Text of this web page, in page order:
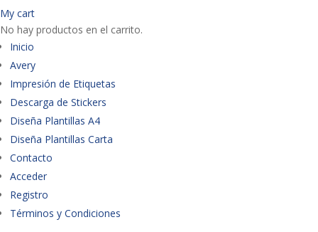
My cart
No hay productos en el carrito.
Inicio
Avery
Impresión de Etiquetas
Descarga de Stickers
Diseña Plantillas A4
Diseña Plantillas Carta
Contacto
Acceder
Registro
Términos y Condiciones